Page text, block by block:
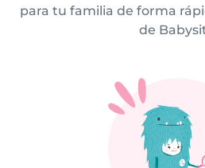
para tu familia de forma
de